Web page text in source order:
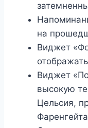
на
Виджет
Виджет
высокую
Цельсия,